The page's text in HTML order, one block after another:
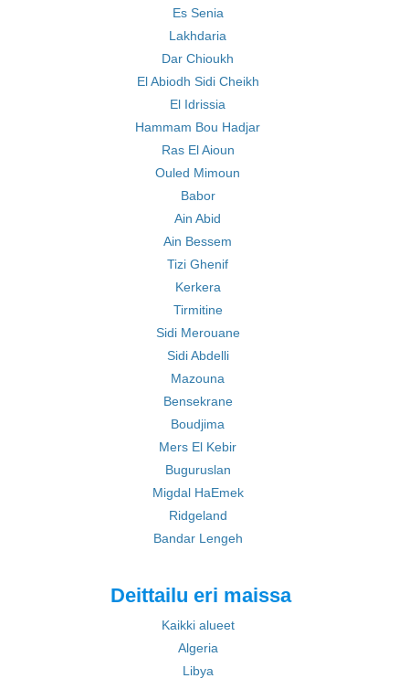
Es Senia
Lakhdaria
Dar Chioukh
El Abiodh Sidi Cheikh
El Idrissia
Hammam Bou Hadjar
Ras El Aioun
Ouled Mimoun
Babor
Ain Abid
Ain Bessem
Tizi Ghenif
Kerkera
Tirmitine
Sidi Merouane
Sidi Abdelli
Mazouna
Bensekrane
Boudjima
Mers El Kebir
Buguruslan
Migdal HaEmek
Ridgeland
Bandar Lengeh
Deittailu eri maissa
Kaikki alueet
Algeria
Libya